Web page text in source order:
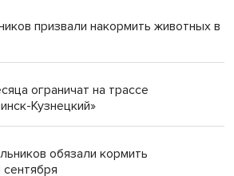
призвали накормить животных в
ограничат на трассе
Кузнецкий»
обязали кормить